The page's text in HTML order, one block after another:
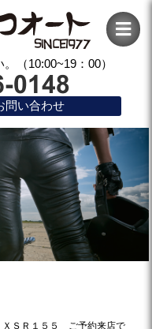
（10:00~19：00）
問い合わせ
ＳＲ１５５ ご予約来店で